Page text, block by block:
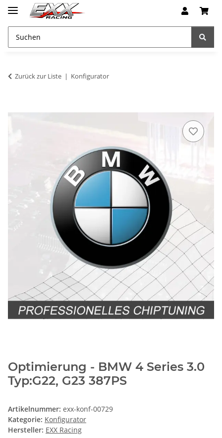
Zurück zur Liste Konfigurator
Optimierung - BMW 4 Series 3.0
Typ:G22, G23 387PS
Artikelnummer: exx-konf-00729
Kategorie: Konfigurator
Hersteller: EXX Racing